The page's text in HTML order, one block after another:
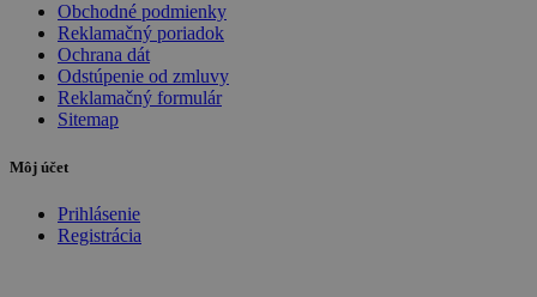
Obchodné podmienky
Reklamačný poriadok
Ochrana dát
Odstúpenie od zmluvy
Reklamačný formulár
Sitemap
Môj účet
Prihlásenie
Registrácia